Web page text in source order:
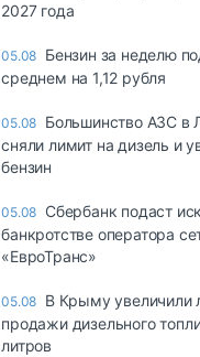
2027 года
05.08 Бензин за неделю
среднем на 1,12 рубля
05.08 Большинство АЗС в
сняли лимит на дизель и
бензин
05.08 Сбербанк подаст
банкротстве оператора
«ЕвроТранс»
05.08 В Крыму увеличили
продажи дизельного
литров